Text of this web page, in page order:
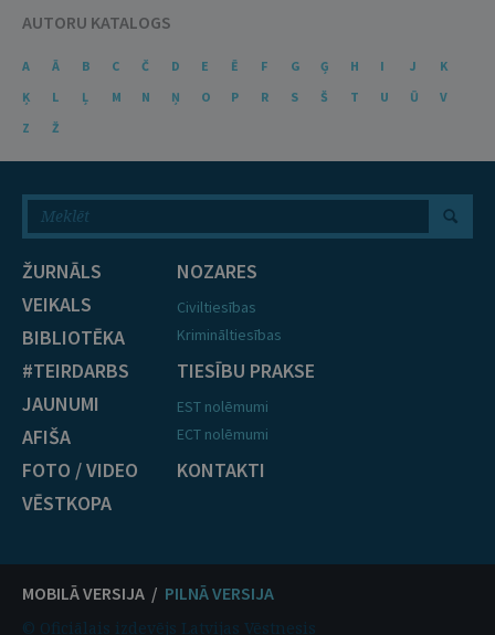
AUTORU KATALOGS
A Ā B C Č D E Ē F G Ģ H I J
K
Ķ
L Ļ M N Ņ O P R S Š T U Ū
V
Z
Ž
ŽURNĀLS
VEIKALS
BIBLIOTĒKA
#TEIRDARBS
JAUNUMI
AFIŠA
FOTO / VIDEO
VĒSTKOPA
NOZARES
Civiltiesības
Krimināltiesības
TIESĪBU PRAKSE
EST nolēmumi
ECT nolēmumi
KONTAKTI
MOBILĀ VERSIJA / PILNĀ VERSIJA
© Oficiālais izdevējs Latvijas Vēstnesis